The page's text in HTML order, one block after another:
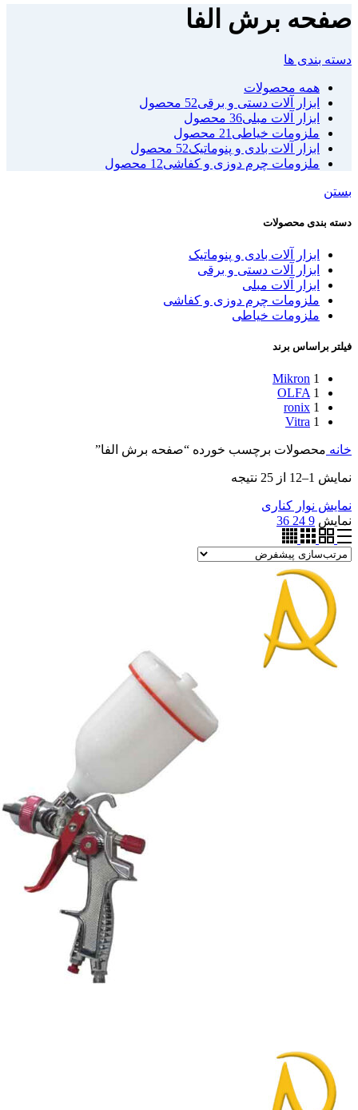
صفحه برش الفا
دسته بندی ها
همه محصولات
ابزار آلات دستی و برقی52 محصول
ابزار آلات مبلی36 محصول
ملزومات خیاطی 21 محصول
ابزار آلات بادی و پنوماتیک52 محصول
ملزومات چرم دوزی و کفاشی12 محصول
بستن
دسته بندی محصولات
ابزار آلات بادی و پنوماتیک
ابزار آلات دستی و برقی
ابزار آلات مبلی
ملزومات چرم دوزی و کفاشی
ملزومات خیاطی
فیلتر براساس برند
Mikron 1
OLFA 1
ronix 1
Vitra 1
خانه محصولات برچسب خورده “صفحه برش الفا”
نمایش 1–12 از 25 نتیجه
نمایش نوار کناری
نمایش 9
24
36